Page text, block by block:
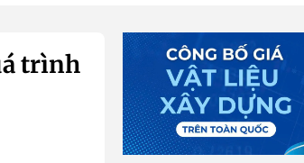
trình